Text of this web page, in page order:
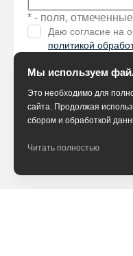
* - поля,
Даю согласие на
политикой
Мы используем
Это необходимо для
сайта. Продолжая
сбором и обработкой
Читать полностью